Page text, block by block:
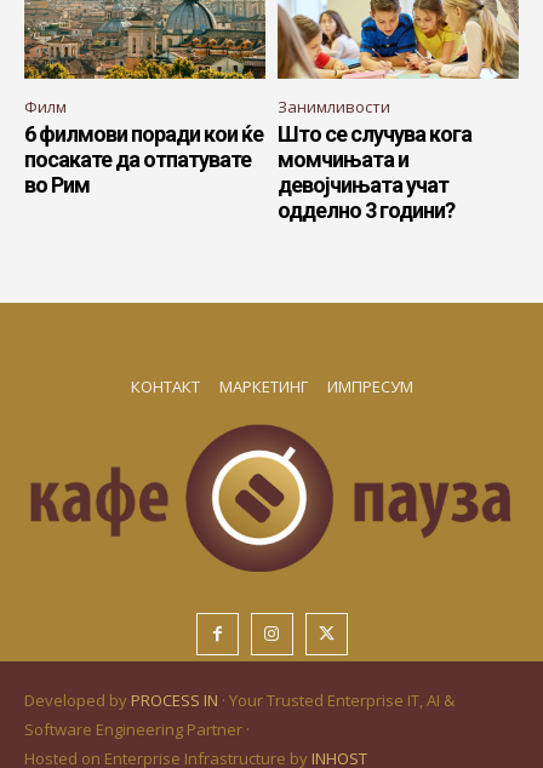
Филм
6 филмови поради кои ќе
посакате да отпатувате
во Рим
Занимливости
Што се случува кога
момчињата и
девојчињата учат
одделно 3 години?
КОНТАКТ МАРКЕТИНГ ИМПРЕСУМ
Developed by PROCESS IN · Your Trusted Enterprise IT, AI &
Software Engineering Partner ·
Hosted on Enterprise Infrastructure by INHOST